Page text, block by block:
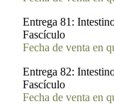
Entrega 81:
Fascículo
Fecha de venta en
Entrega 82:
Fascículo
Fecha de venta en